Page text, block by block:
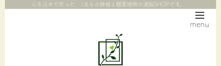
menu
心を込めて作った、1点もの鉢植え観葉植物の通販SHOPです。